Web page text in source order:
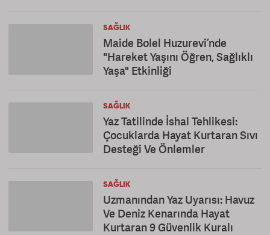
SAĞLIK
Maide Bolel Huzurevi’nde
"Hareket Yaşını Öğren, Sağlıklı
Yaşa" Etkinliği
SAĞLIK
Yaz Tatilinde İshal Tehlikesi:
Çocuklarda Hayat Kurtaran Sıvı
Desteği Ve Önlemler
SAĞLIK
Uzmanından Yaz Uyarısı: Havuz
Ve Deniz Kenarında Hayat
Kurtaran 9 Güvenlik Kuralı